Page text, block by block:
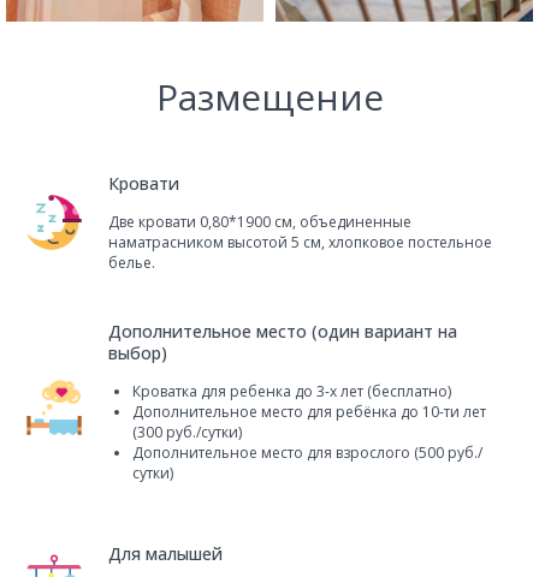
Размещение
Кровати
Две кровати 0,80*1900 см, объединенные
наматрасником высотой 5 см, хлопковое постельное
белье.
Дополнительное место (один вариант на
выбор)
Кроватка для ребенка до 3-х лет (бесплатно)
Дополнительное место для ребёнка до 10-ти лет
(300 руб./сутки)
Дополнительное место для взрослого (500 руб./
сутки)
Для малышей